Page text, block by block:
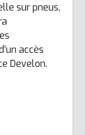
sur pneus,
accès
Develon.